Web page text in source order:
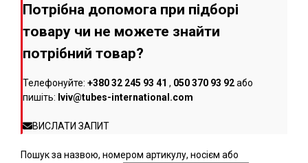
Потрібна допомога при підборі
товару чи не можете знайти
потрібний товар?
Телефонуйте: +380 32 245 93 41 , 050 370 93 92або
пишіть: lviv@tubes-international.com
ВИСЛАТИ ЗАПИТ
Пошук за назвою, номером артикулу, носієм або